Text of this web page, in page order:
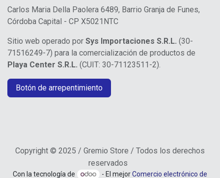
Carlos Maria Della Paolera 6489, Barrio Granja de Funes,
Córdoba Capital - CP X5021NTC
Sitio web operado por Sys Importaciones S.R.L. (30-
71516249-7) para la comercialización de productos de
Playa Center S.R.L. (CUIT: 30-71123511-2).
Botón de arrepentimiento
Copyright © 2025 / Gremio Store / Todos los derechos
reservados
Con la tecnología de - El mejorComercio electrónico de